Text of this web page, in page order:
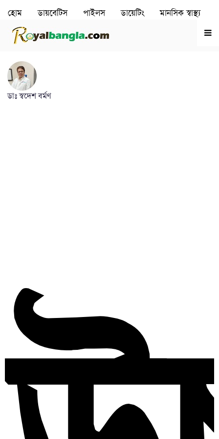
হোম ডায়বেটিস পাইলস ডায়েটিং মানসিক স্বাস্থ‌্য
রূপচর্চা হৃদরোগ
ডাঃ স্বদেশ বর্মণ